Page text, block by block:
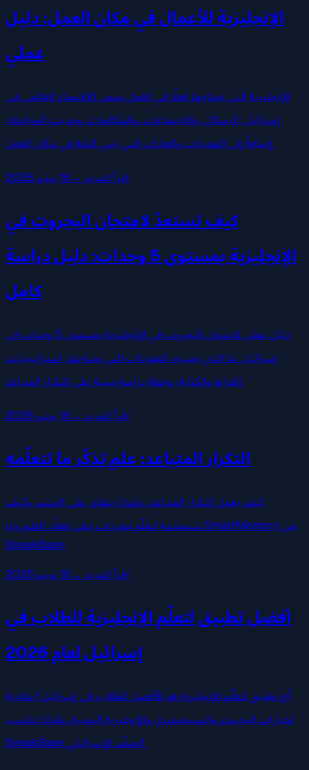
الإنجليزية للأعمال في مكان العمل: دليل
عملي
الإنجليزية التي تحتاجها فعلًا في العمل ضمن الاقتصاد العالمي في
إسرائيل: الرسائل، والاجتماعات، والمكالمات، وحديث المجاملة،
إضافةً إلى المفردات والعادات التي تبني الثقة في مكان العمل.
اقرأ المزيد →16 يونيو 2026
كيف تستعدّ لامتحان البجروت في
الإنجليزية بمستوى 5 وحدات: دليل دراسة
كامل
دليل عملي لامتحان البجروت في الإنجليزية بمستوى 5 وحدات في
إسرائيل: ما الذي يختبره، المفردات التي تحتاجها، استراتيجيات
القراءة والكتابة، وخطة دراسة مبنية على التكرار المتباعد.
اقرأ المزيد →16 يونيو 2026
التكرار المتباعد: علم تذكّر ما تتعلّمه
كيف يعمل التكرار المتباعد، ولماذا يتفوّق على الحشو، وكيف
تستخدمه لتعلّم مفردات تبقى فعلًا، العلم وراء SmartMemory من
SpeakBase.
اقرأ المزيد →16 يونيو 2026
أفضل تطبيق لتعلّم الإنجليزية للطلاب في
إسرائيل لعام 2026
أيّ تطبيق لتعلّم الإنجليزية هو الأفضل للطلاب في إسرائيل؟ مقارنة
لخيارات البجروت والبسيخومتري والإنجليزية اليومية، ولماذا تناسب
SpeakBase الصفّ الإسرائيلي.